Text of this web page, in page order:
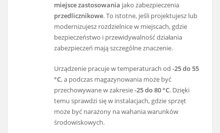
miejsce zastosowania jako zabezpieczenia
przedlicznikowe. To istotne, jeśli projektujesz lub
modernizujesz rozdzielnice w miejscach, gdzie
bezpieczeństwo i przewidywalność działania
zabezpieczeń mają szczególne znaczenie.
Urządzenie pracuje w temperaturach od-25 do 55
°C, a podczas magazynowania może być
przechowywane w zakresie-25 do 80 °C. Dzięki
temu sprawdzi się w instalacjach, gdzie sprzęt
może być narażony na wahania warunków
środowiskowych.